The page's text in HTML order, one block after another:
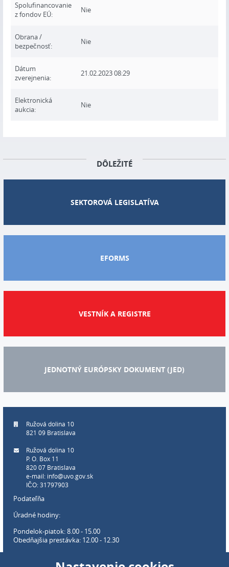
Spolufinancovanie
z fondov EÚ:
Nie
Obrana /
bezpečnosť:
Nie
Dátum
zverejnenia:
21.02.2023 08:29
Elektronická
aukcia:
Nie
DÔLEŽITÉ
SEKTOROVÁ LEGISLATÍVA
EFORMS
VESTNÍK A REGISTRE
JEDNOTNÝ EURÓPSKY DOKUMENT (JED)
Ružová dolina 10
821 09 Bratislava
Ružová dolina 10
P. O. Box 11
820 07 Bratislava
e-mail: info@uvo.gov.sk
IČO: 31797903
Podateľňa
Úradné hodiny:
Pondelok-piatok: 8.00 - 15.00
Obedňajšia prestávka: 12.00 - 12.30